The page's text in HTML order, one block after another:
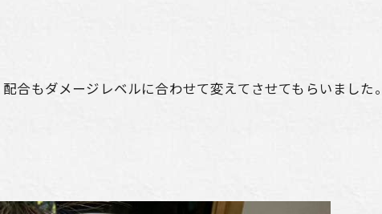
合もダメージレベルに合わせて変えてさせてもらいました。